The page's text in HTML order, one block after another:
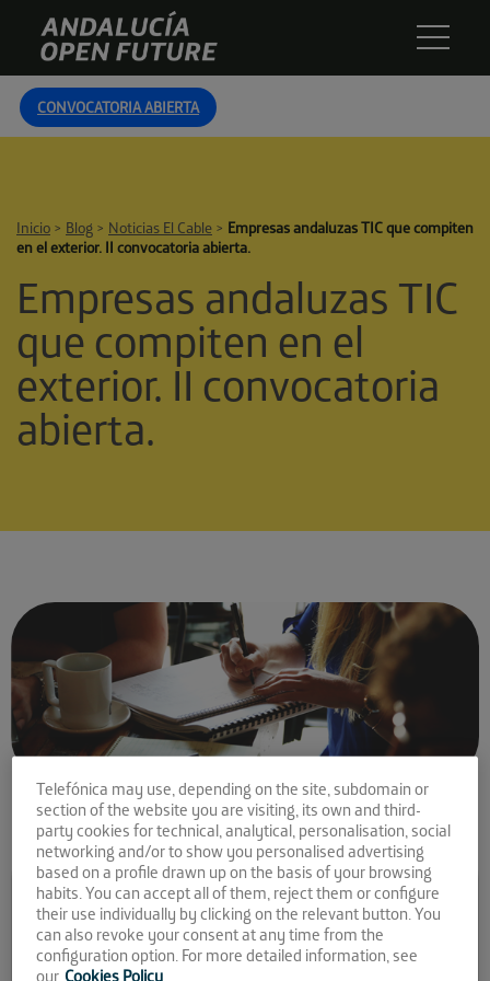
content
Andalucía
Open
Future
CONVOCATORIA ABIERTA
Inicio > Blog > Noticias El Cable > Empresas andaluzas TIC que compiten
en el exterior. II convocatoria abierta.
Empresas andaluzas TIC
que compiten en el
exterior. II convocatoria
abierta.
Comparte la noticia:
Empresas andaluzas TIC
que compiten en el
Telefónica may use, depending on the site, subdomain or
section of the website you are visiting, its own and third-
party cookies for technical, analytical, personalisation, social
networking and/or to show you personalised advertising
based on a profile drawn up on the basis of your browsing
habits. You can accept all of them, reject them or configure
their use individually by clicking on the relevant button. You
can also revoke your consent at any time from the
configuration option. For more detailed information, see
our Cookies Policy